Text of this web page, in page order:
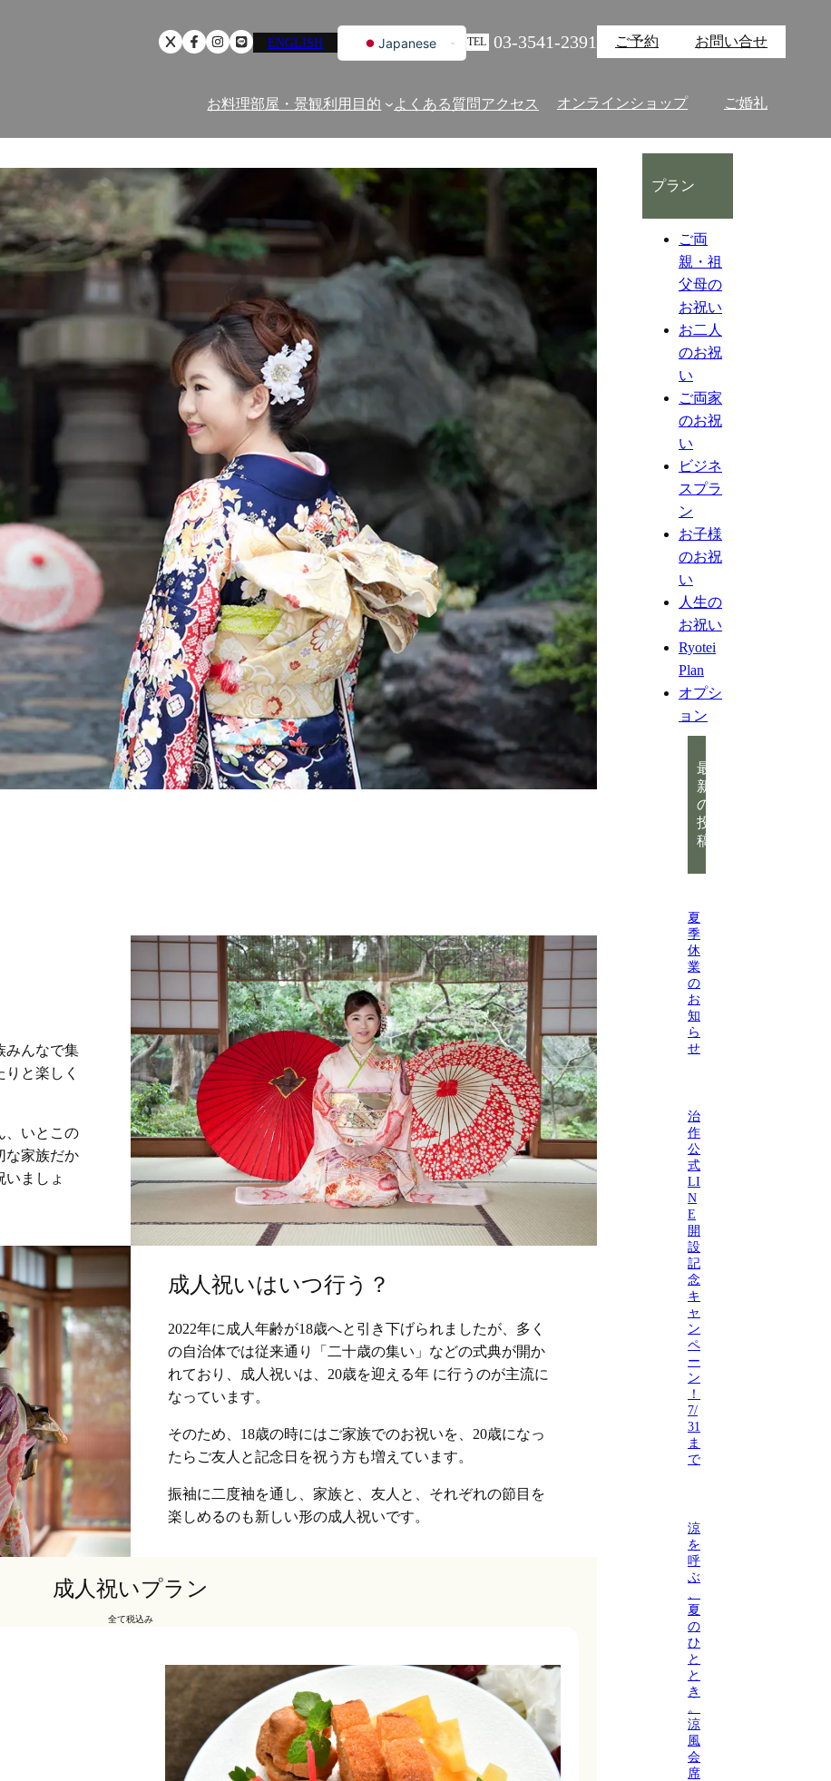
ENGLISH
Japanese
Chinese
Korean
TEL 03-3541-2391 ご予約 お問い合せ
お料理部屋・景観利用目的 よくある質問アクセス オンラインショップ ご婚礼
みんなで集
と楽しく
、いとこの
な家族だか
ましょ
成人祝いはいつ行う？
2022年に成人年齢が18歳へと引き下げられましたが、多く
の自治体では従来通り「二十歳の集い」などの式典が開か
れており、成人祝いは、20歳を迎える年 に行うのが主流に
なっています。
そのため、18歳の時にはご家族でのお祝いを、20歳になっ
たらご友人と記念日を祝う方も増えています。
振袖に二度袖を通し、家族と、友人と、それぞれの節目を
楽しめるのも新しい形の成人祝いです。
成人祝いプラン
全て税込み
プラン
ご両
親・祖
父母の
お祝い
お二人
のお祝
い
ご両家
のお祝
い
ビジネ
スプラ
ン
お子様
のお祝
い
人生の
お祝い
Ryotei
Plan
オプシ
ョン
最
新
の
投
稿
夏
季
休
業
の
お
知
ら
せ
治
作
公
式
LI
N
E
開
設
記
念
キ
ャ
ン
ペ
ー
ン
！
7/
31
ま
で
涼
を
呼
ぶ
夏
の
ひ
と
と
き
。
涼
風
会
席